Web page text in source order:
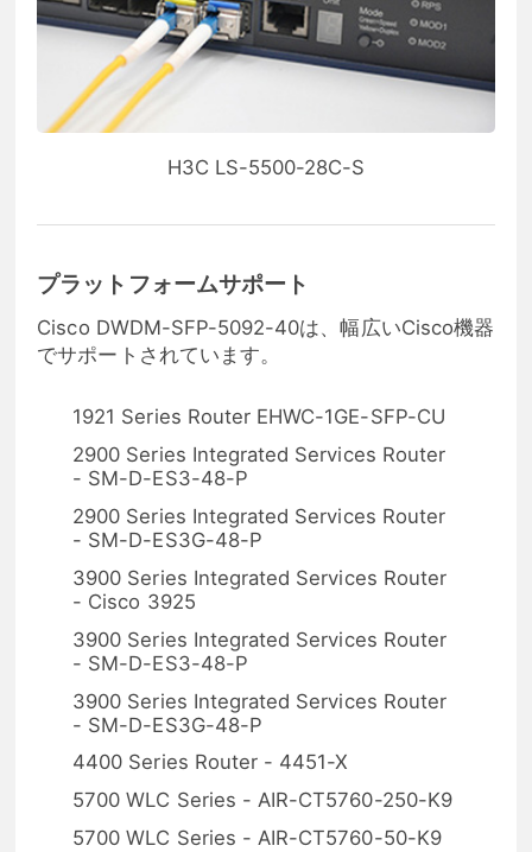
H3C LS-5500-28C-S
プラットフォームサポート
Cisco DWDM-SFP-5092-40は、幅広いCisco機器
でサポートされています。
1921 Series Router EHWC-1GE-SFP-CU
2900 Series Integrated Services Router
- SM-D-ES3-48-P
2900 Series Integrated Services Router
- SM-D-ES3G-48-P
3900 Series Integrated Services Router
- Cisco 3925
3900 Series Integrated Services Router
- SM-D-ES3-48-P
3900 Series Integrated Services Router
- SM-D-ES3G-48-P
4400 Series Router - 4451-X
5700 WLC Series - AIR-CT5760-250-K9
5700 WLC Series - AIR-CT5760-50-K9